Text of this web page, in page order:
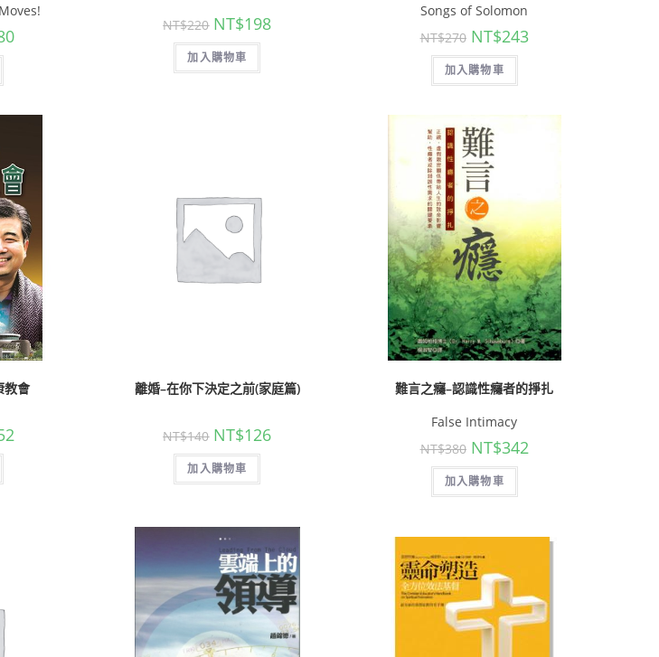
NT$220 NT$198
加入購物車
Songs of Solomon
NT$270 NT$243
加入購物車
教會 離婚–在你下決定之前(家庭篇)
NT$140 NT$126
加入購物車
難言之癮–認識性癮者的掙扎
False Intimacy
NT$380 NT$342
加入購物車